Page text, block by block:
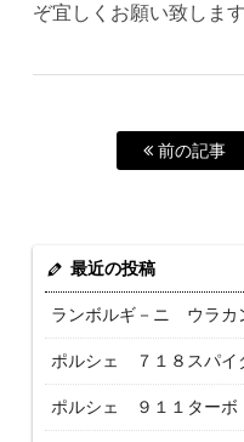
ぞ宜しくお願い致しま
前の記事
最近の投稿
ランボルギ－ニ ウラ
ポルシェ ７１８スパ
ポルシェ ９１１ター